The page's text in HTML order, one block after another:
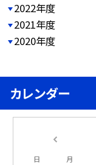
2022年度
2021年度
2020年度
カレンダー
日 月